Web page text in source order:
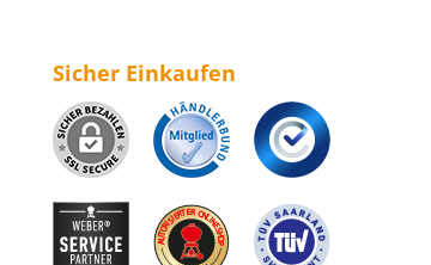
Sicher Einkaufen